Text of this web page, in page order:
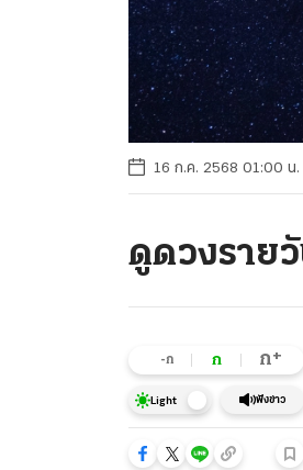
16 ก.ค. 2568 01:00 น.
ดูดวงราย
-ก ก ก+
Light ฟังข่าว